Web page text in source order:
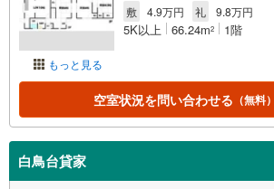
もっと見る
敷
4.9万円 礼 9.8万円
5K以上 66.24m2 1階
空室状況を問い合わせる （無料）
白鳥台貸家